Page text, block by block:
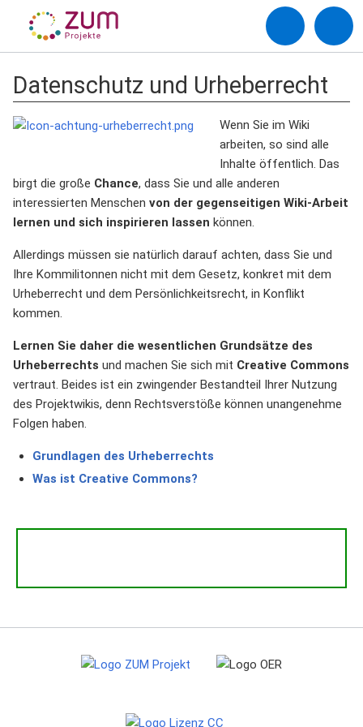
Datenschutz und Urheberrecht
Wenn Sie im Wiki
arbeiten, so sind alle
Inhalte öffentlich. Das
birgt die große Chance, dass Sie und alle anderen
interessierten Menschen von der gegenseitigen Wiki-Arbeit
lernen und sich inspirieren lassen können.
Allerdings müssen sie natürlich darauf achten, dass Sie und
Ihre Kommilitonnen nicht mit dem Gesetz, konkret mit dem
Urheberrecht und dem Persönlichkeitsrecht, in Konflikt
kommen.
Lernen Sie daher die wesentlichen Grundsätze des
Urheberrechts und machen Sie sich mit Creative Commons
vertraut. Beides ist ein zwingender Bestandteil Ihrer Nutzung
des Projektwikis, denn Rechtsverstöße können unangenehme
Folgen haben.
Grundlagen des Urheberrechts
Was ist Creative Commons?